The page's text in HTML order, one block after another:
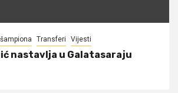
Transferi Vijesti
nastavlja u Galatasaraju